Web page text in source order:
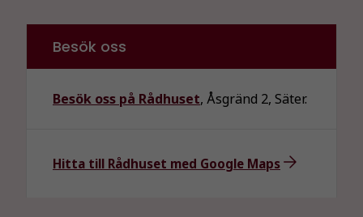
Besök oss
Besök oss på Rådhuset, Åsgränd 2, Säter.
Hitta till Rådhuset med Google Maps